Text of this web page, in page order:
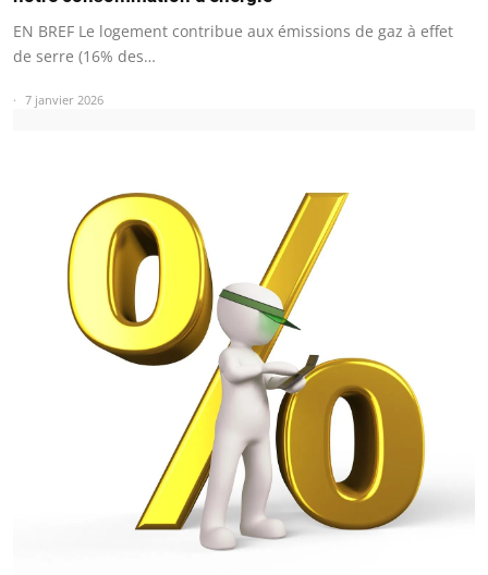
EN BREF Le logement contribue aux émissions de gaz à effet
de serre (16% des…
7 janvier 2026